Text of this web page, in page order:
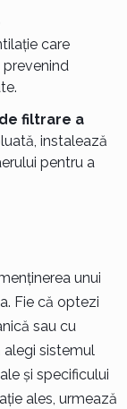
care
prevenind
filtrare a
instalează
pentru a
unui
Fie că optezi
sau cu
alegi sistemul
și specificului
ales, urmează